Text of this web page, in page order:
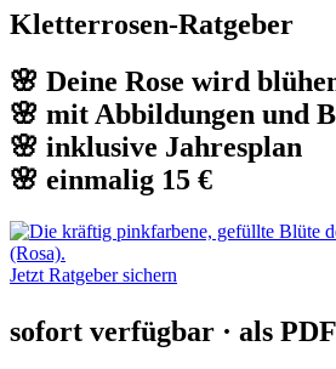
Kletterrosen-Ratgeber
🌸 Deine Rose wird
🌸 mit Abbildungen und
🌸 inklusive Jahresplan
🌸 einmalig 15 €
Jetzt Ratgeber sichern
sofort verfügbar · als